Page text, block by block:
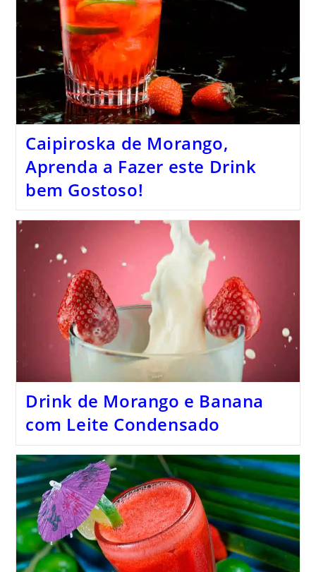
Caipiroska de Morango,
Aprenda a Fazer este Drink
bem Gostoso!
Drink de Morango e Banana
com Leite Condensado